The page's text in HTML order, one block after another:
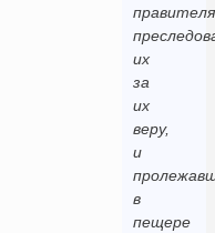
их
за
их
веру,
и
в
пещере